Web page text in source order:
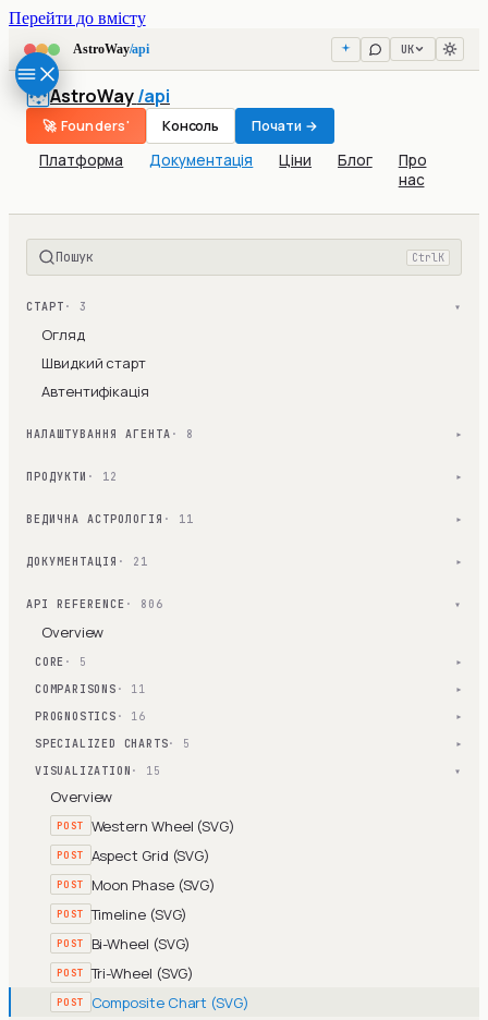
Перейти до вмісту
AstroWay/api UK
AstroWay/api
Платформа Документація Ціни Блог
Про
нас
🚀 Founders' Консоль Почати →
Пошук Ctrl K
СТАРТ · 3 ▾
Огляд
Швидкий старт
Автентифікація
НАЛАШТУВАННЯ АГЕНТА · 8 ▾
ПРОДУКТИ · 12 ▾
ВЕДИЧНА АСТРОЛОГІЯ · 11 ▾
ДОКУМЕНТАЦІЯ · 21 ▾
API REFERENCE · 806 ▾
Overview
CORE · 5 ▾
COMPARISONS · 11 ▾
PROGNOSTICS · 16 ▾
SPECIALIZED CHARTS· 5 ▾
VISUALIZATION · 15 ▾
Overview
POST Western Wheel (SVG)
POST Aspect Grid (SVG)
POST Moon Phase (SVG)
POST Timeline (SVG)
POST Bi-Wheel (SVG)
POST Tri-Wheel (SVG)
POST Composite Chart (SVG)